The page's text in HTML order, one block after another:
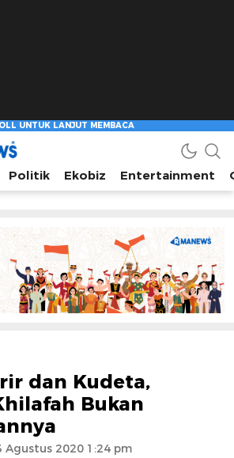
Politik Ekobiz Entertainment
dan Kudeta,
Bukan
2020 1:24 pm